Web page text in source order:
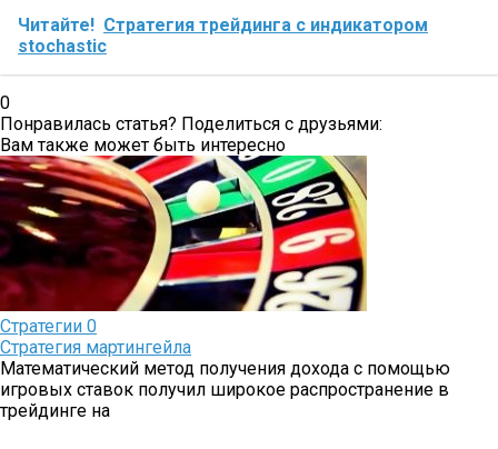
Читайте! Стратегия трейдинга с индикатором
stochastic
0
Понравилась статья? Поделиться с друзьями:
Вам также может быть интересно
Стратегии 0
Стратегия мартингейла
Математический метод получения дохода с помощью
игровых ставок получил широкое распространение в
трейдинге на